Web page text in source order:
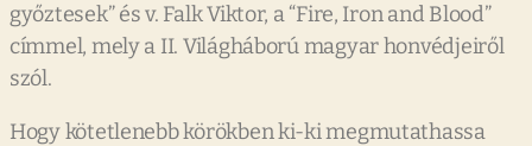
győztesek” és v. Falk Viktor, a “Fire, Iron and Blood”
címmel, mely a II. Világháború magyar honvédjeiről
szól.
Hogy kötetlenebb körökben ki-ki megmutathassa